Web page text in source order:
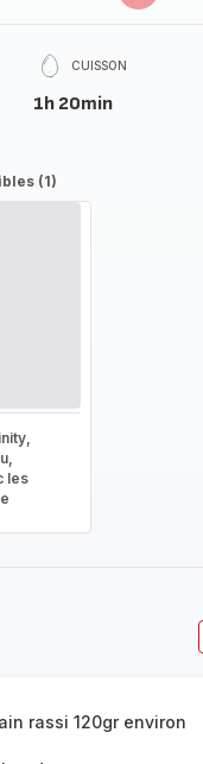
CUISSON
1h 20min
(1)
les
rassi 120gr environ